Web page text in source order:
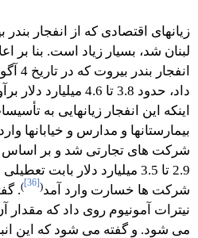
زیانهای اقتصادی که از انفجار
لبنان شد، بسیار زیاد است. بنا بر
داد، حدود 3.8 تا 4.6
اینکه این انفجار زیانهایی به
بیمارستانها و مدارس و خیابانها
شرکت های تجارتی شد و بر اساس
2.9 تا 3.5 میلیارد دلار بابت
شرکت ها خسارت وارد آمد(
[36]
)
.
می شود. و گفته می شود که این